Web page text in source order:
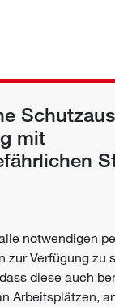
mit
notwendigen
zur Verfügung zu
diese auch
Arbeitsplätzen,